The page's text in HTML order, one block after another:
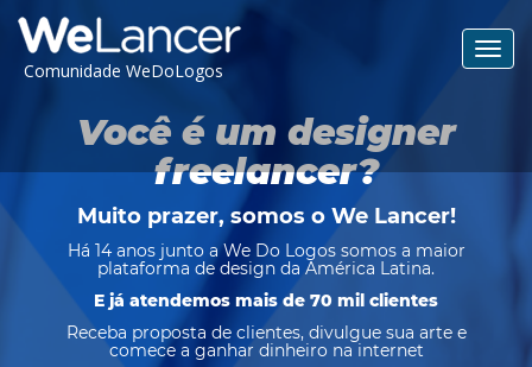
Comunidade WeDoLogos
Você é um designer
freelancer?
Muito prazer, somos o We Lancer!
Há 14 anos junto a We Do Logos somos a maior
plataforma de design da América Latina.
E já atendemos mais de 70 mil clientes
Receba proposta de clientes, divulgue sua arte e
comece a ganhar dinheiro na internet